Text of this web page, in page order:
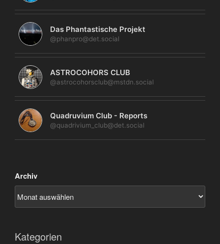
Das Phantastische Projekt
@phanpro@det.social
ASTROCOHORS CLUB
@astrocohorsclub@mstdn.social
Quadruvium Club - Reports
@quadrivium_club@det.social
Archiv
Kategorien